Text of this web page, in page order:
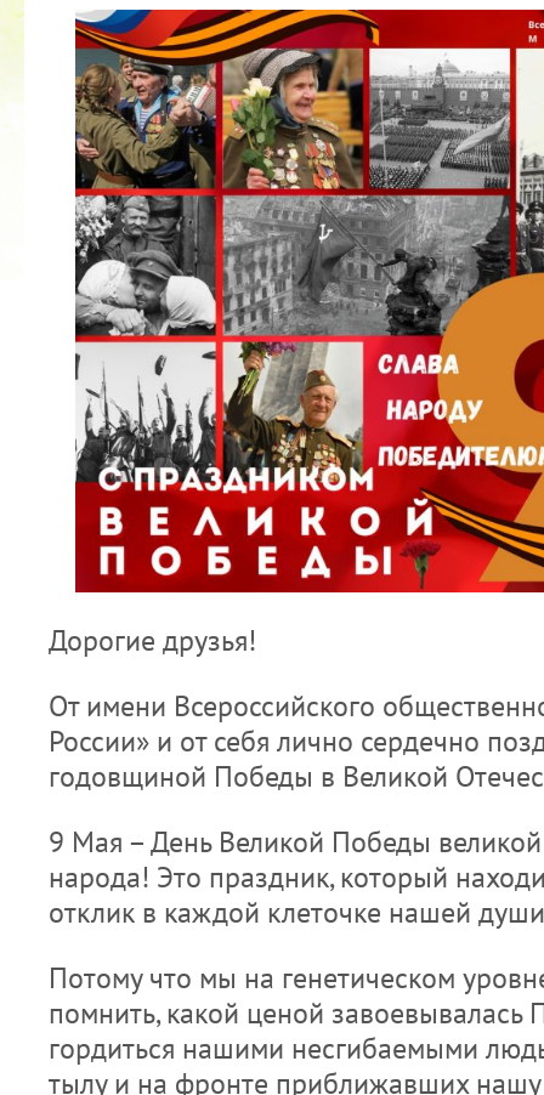
Дорогие друзья!
От имени Всероссийского
России» и от себя лично сердечно
годовщиной Победы в Великой
9 Мая – День Великой Победы
народа! Это праздник, который
отклик в каждой клеточке нашей
Потому что мы на генетическом
помнить, какой ценой завоевывалась
гордиться нашими несгибаемыми
тылу и на фронте приближавших
2022 ГОД ПРОВОЗГЛАШЕН ГОДОМ
МАТЕРИ В ЯКУТИИ
19.12.2021